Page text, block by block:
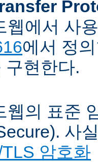
웹에서 사
에서 정
구현한다.
웹의 표준
사
암호화